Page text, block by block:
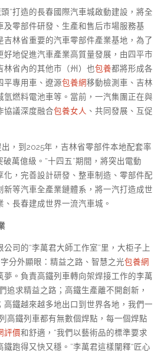
”打造的長春國際汽車城啟動建設，將全
及零部件研發、生產和售后市場服務基
林省重要的汽車零部件產業基地，為了
好地促進汽車產業高質量發展，由四平市
林省內的其他市（州）也包養都將形成各
平專用車、遼源包養網移動檢測車、吉林
氫燃料電池車等。當前，一汽集團正在與
協議深度融合包養女人 、共同發展、互促
，到2025年，吉林省零部件本地配套率
萬億級。“十四五”期間，將突出電動
化，完善設計研發、整車制造、零部件配
新等汽車全產業鏈體系，將一汽打造成世
、長春建成世界一流汽車城。
司的“李萬君大師工作室”里，大柜子上
分外顯眼：精益之路、智慧之光包養網
夢。負責高鐵列車轉向架焊接工作的李萬
追求精益之路；高鐵生產離不開創新，
高鐵越來越多地出口到世界各地，我們一
高鐵列車都有無數個焊點，每一個焊點
評價和舒適，“我們以藝術品的標準要求
跑得又快又穩。”李萬君這樣闡釋“匠心